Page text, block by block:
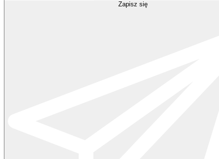
Zapisz się